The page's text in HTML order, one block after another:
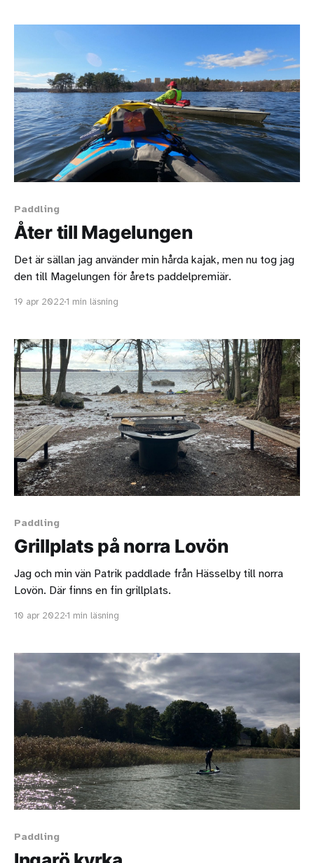
Paddling
Åter till Magelungen
Det är sällan jag använder min hårda kajak, men nu tog jag
den till Magelungen för årets paddelpremiär.
19 apr 20221 min läsning
Paddling
Grillplats på norra Lovön
Jag och min vän Patrik paddlade från Hässelby till norra
Lovön. Där finns en fin grillplats.
10 apr 20221 min läsning
Paddling